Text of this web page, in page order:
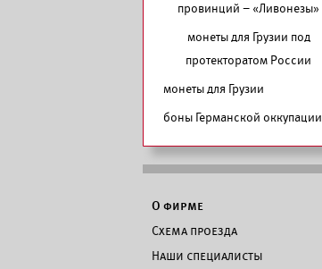
провинций – «Ливонезы»
монеты для Грузии под
протекторатом России
монеты для Грузии
боны Германской оккупации
О фирме
Схема проезда
Наши специалисты